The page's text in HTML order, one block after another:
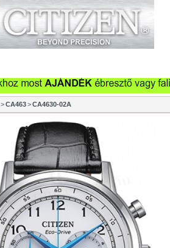
> CA463 > CA4630-02A